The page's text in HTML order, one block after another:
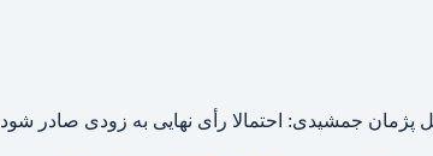
پژمان جمشیدی: احتمالا رأی نهایی به زودی صادر شود